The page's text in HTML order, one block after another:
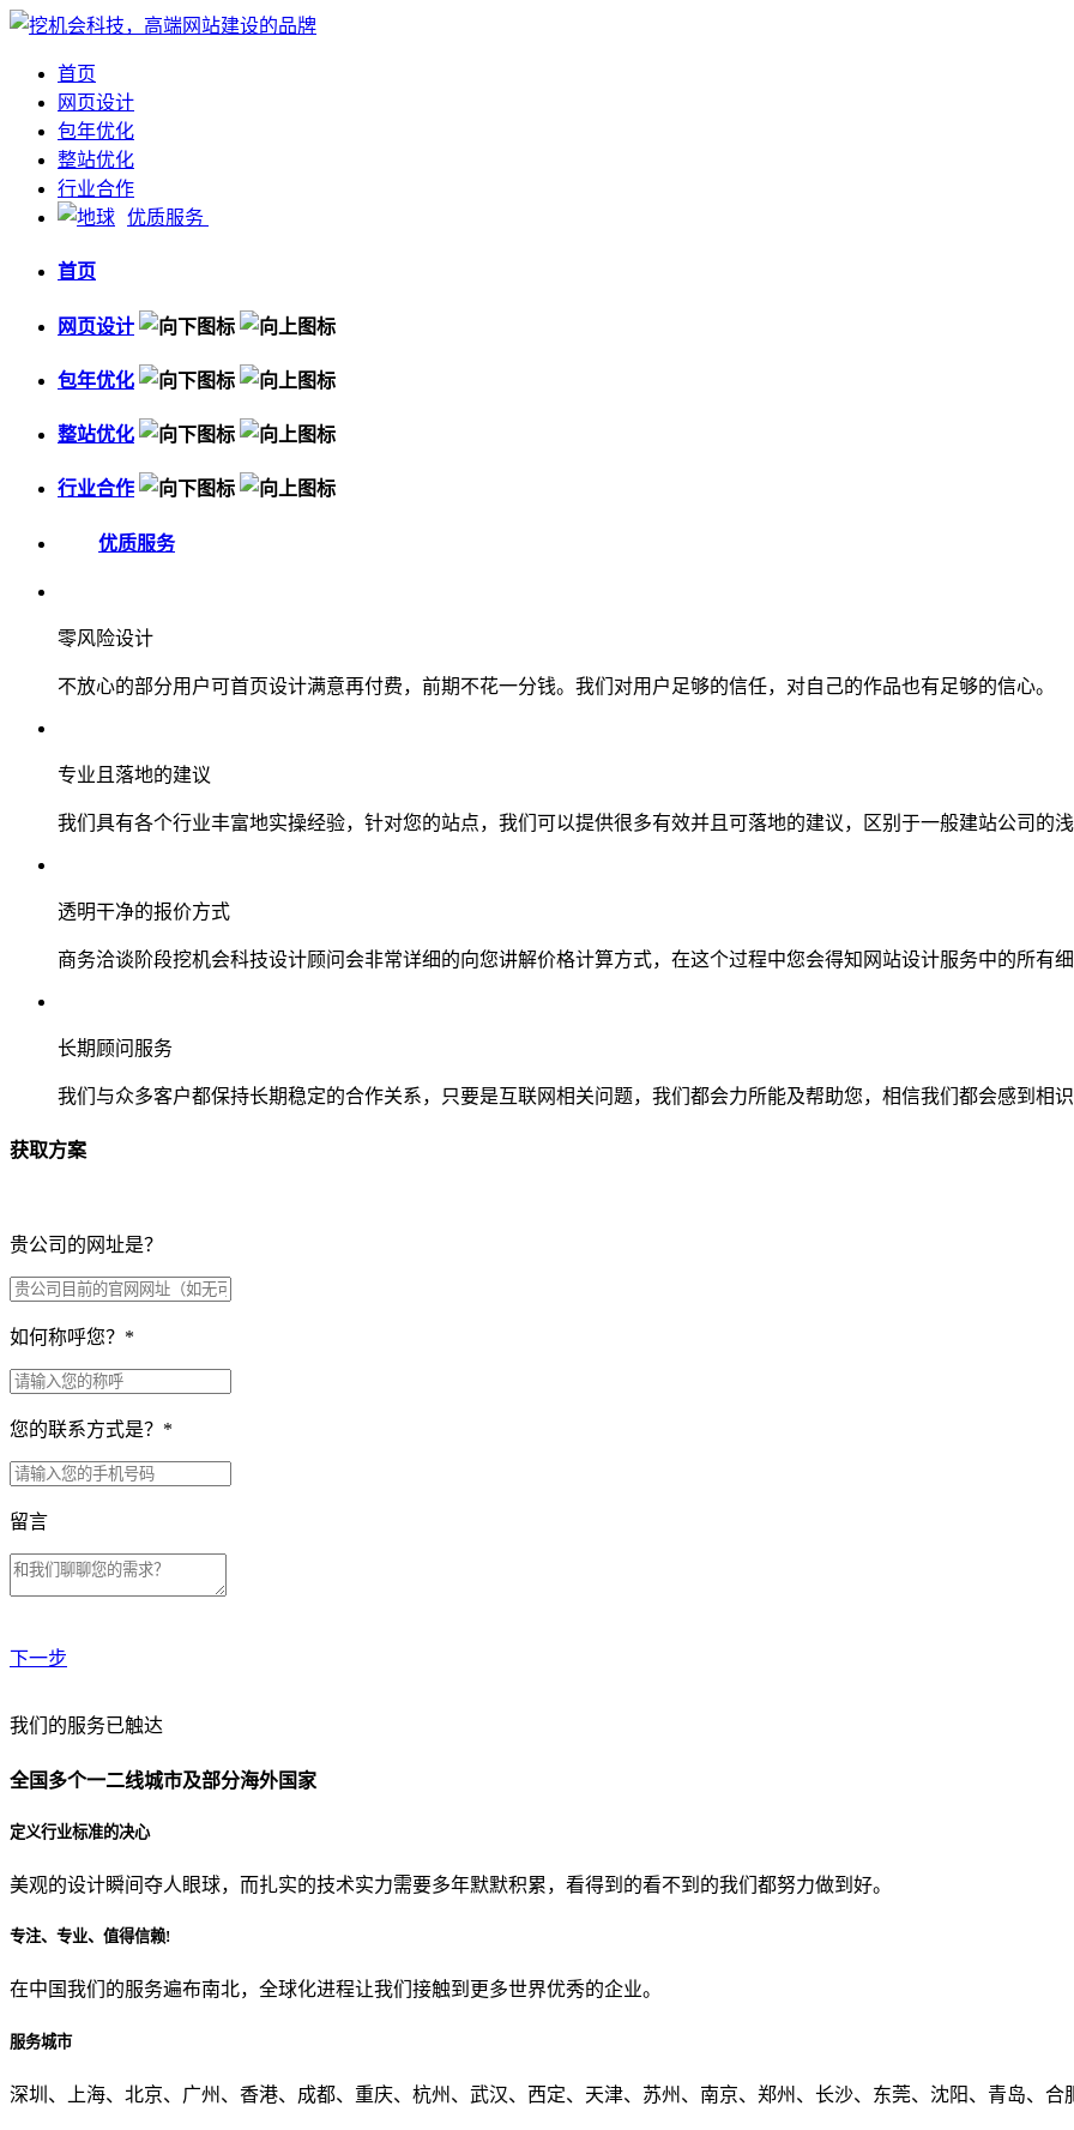
首页
网页设计
包年优化
整站优化
行业合作
优质服务
首页
网页设计
包年优化
整站优化
行业合作
优质服务
零风险设计
不放心的部分用户可首页设计满意再付费，前期不花一分钱。我们对用户足够的信任，对自己的作品也有足够的信心。
专业且落地的建议
我们具有各个行业丰富地实操经验，针对您的站点，我们可以提供很多有效并且可落地的建议，区别于一般建站公司的
透明干净的报价方式
商务洽谈阶段挖机会科技设计顾问会非常详细的向您讲解价格计算方式，在这个过程中您会得知网站设计服务中的所有
长期顾问服务
我们与众多客户都保持长期稳定的合作关系，只要是互联网相关问题，我们都会力所能及帮助您，相信我们都会感到相
获取方案
贵公司的网址是？
如何称呼您？ *
您的联系方式是？ *
留言
下一步
贵公司预算范围是？
贵公司的团队规模是？
从哪里了解到我们？
我们的服务已触达
全国多个一二线城市及部分海外国家
定义行业标准的决心
美观的设计瞬间夺人眼球，而扎实的技术实力需要多年默默积累，看得到的看不到的我们都努力做到好。
专注、专业、值得信赖!
在中国我们的服务遍布南北，全球化进程让我们接触到更多世界优秀的企业。
服务城市
深圳、上海、北京、广州、香港、成都、重庆、杭州、武汉、西定、天津、苏州、南京、郑州、长沙、东莞、沈阳、青岛、合